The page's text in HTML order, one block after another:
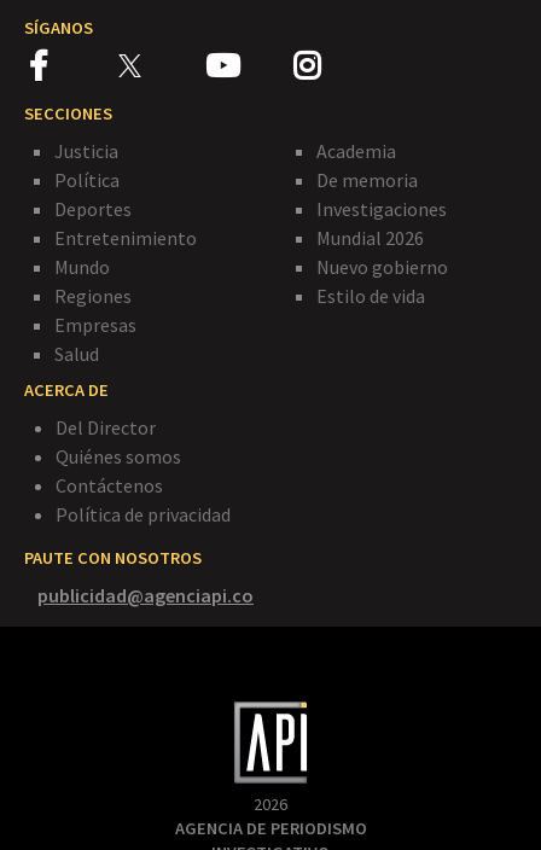
SÍGANOS
SECCIONES
Justicia
Política
Deportes
Entretenimiento
Mundo
Regiones
Empresas
Salud
Academia
De memoria
Investigaciones
Mundial 2026
Nuevo gobierno
Estilo de vida
ACERCA DE
Del Director
Quiénes somos
Contáctenos
Política de privacidad
PAUTE CON NOSOTROS
publicidad@agenciapi.co
2026
AGENCIA DE PERIODISMO